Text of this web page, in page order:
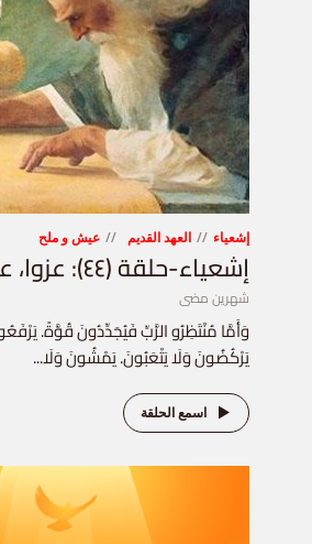
إشعياء العهد القديم عيش و ملح
إشعياء-حلقة (٤٤): عزوا، عزوا شعبي
شهرين مضى
وَأَمَّا مُنْتَظِرُو الرَّبِّ فَيُجَدِّدُونَ قُوَّةً.
يَرْكُضُونَ وَلَا يَتْعَبُونَ. يَمْشُونَ وَلَا...
اسمع الحلقة